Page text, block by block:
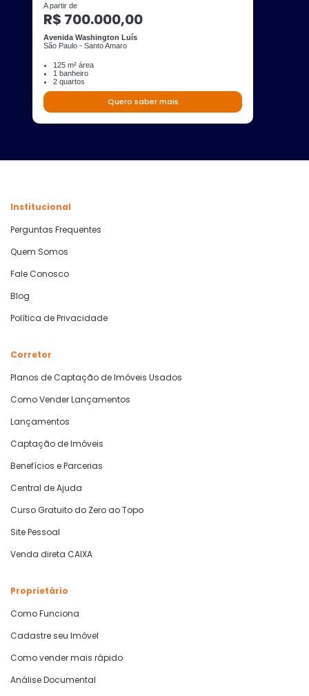
A partir de
R$ 700.000,00
Avenida Washington Luís
São Paulo - Santo Amaro
125 m² área
1 banheiro
2 quartos
Quero saber mais
Institucional
Perguntas Frequentes
Quem Somos
Fale Conosco
Blog
Política de Privacidade
Corretor
Planos de Captação de Imóveis Usados
Como Vender Lançamentos
Lançamentos
Captação de Imóveis
Benefícios e Parcerias
Central de Ajuda
Curso Gratuito do Zero ao Topo
Site Pessoal
Venda direta CAIXA
Proprietário
Como Funciona
Cadastre seu Imóvel
Como vender mais rápido
Análise Documental